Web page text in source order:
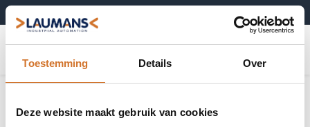
Toestemming Details Over
Deze website maakt gebruik van cookies
0